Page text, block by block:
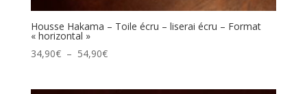
Housse Hakama – Toile écru – liserai écru – Format
« horizontal »
34,90€ – 54,90€Plage